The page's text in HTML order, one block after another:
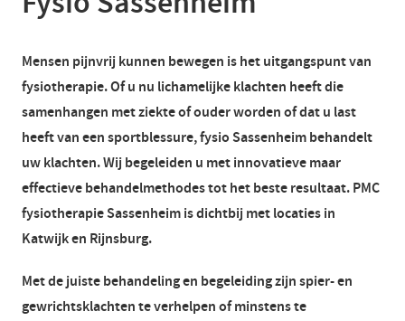
Mensen pijnvrij kunnen bewegen is het uitgangspunt van
fysiotherapie. Of u nu lichamelijke klachten heeft die
samenhangen met ziekte of ouder worden of dat u last
heeft van een sportblessure, fysio Sassenheim behandelt
uw klachten. Wij begeleiden u met innovatieve maar
effectieve behandelmethodes tot het beste resultaat. PMC
fysiotherapie Sassenheim is dichtbij met locaties in
Katwijk en Rijnsburg.
Met de juiste behandeling en begeleiding zijn spier- en
gewrichtsklachten te verhelpen of minstens te